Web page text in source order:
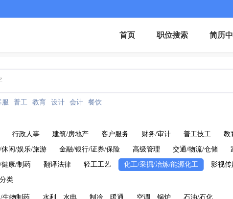
首页 职位搜索 简历
服 普工 教育 设计 会计 餐饮
行政人事 建筑/房地产 客户服务 财务/审计 普工技工 教
休闲/娱乐/旅游 金融/银行/证券/保险 高级管理 交通/物流/仓储
健康/制药 翻译法律 轻工工艺 化工/采掘/冶炼/能源化工 影视传
类
生物制药 水利、水电 制冷、暖通 空调、锅炉 石油/石化